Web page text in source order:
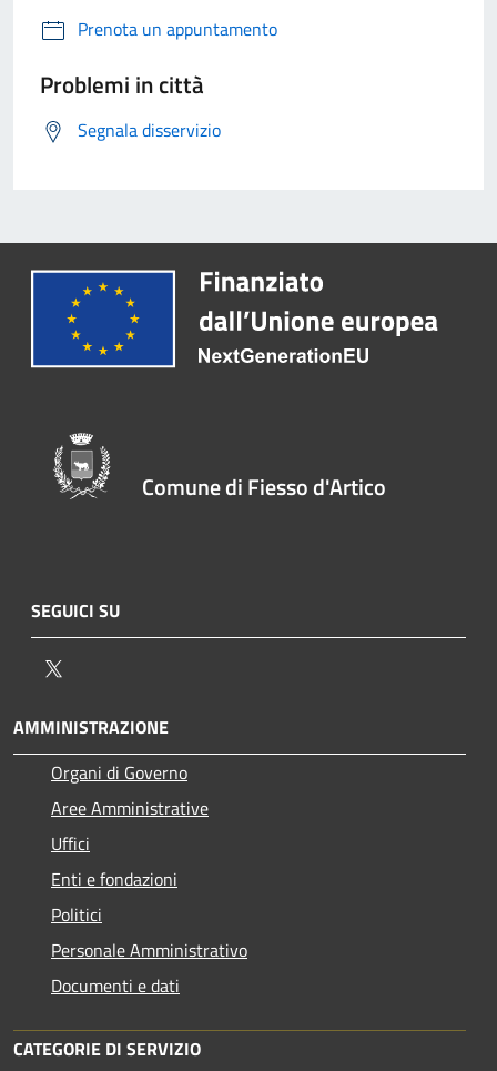
Prenota un appuntamento
Problemi in città
Segnala disservizio
Comune di Fiesso d'Artico
SEGUICI SU
AMMINISTRAZIONE
Organi di Governo
Aree Amministrative
Uffici
Enti e fondazioni
Politici
Personale Amministrativo
Documenti e dati
CATEGORIE DI SERVIZIO